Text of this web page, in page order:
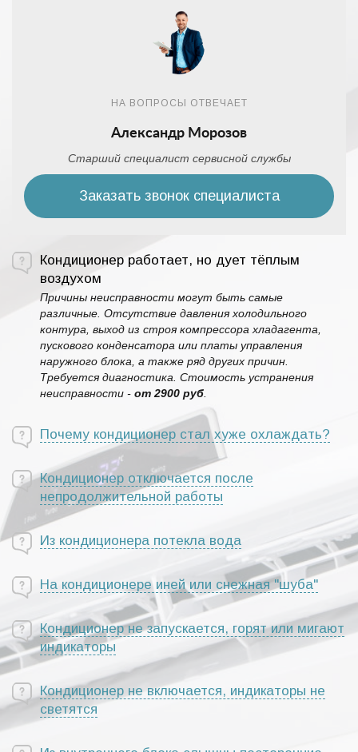
НА ВОПРОСЫ ОТВЕЧАЕТ
Александр Морозов
Старший специалист сервисной службы
Заказать звонок специалиста
Кондиционер работает, но дует тёплым
воздухом
Причины неисправности могут быть самые
различные. Отсутствие давления холодильного
контура, выход из строя компрессора хладагента,
пускового конденсатора или платы управления
наружного блока, а также ряд других причин.
Требуется диагностика. Стоимость устранения
неисправности - от 2900 руб
Почему кондиционер стал хуже охлаждать?
Кондиционер отключается после
непродолжительной работы
Из кондиционера потекла вода
На кондиционере иней или снежная "шуба"
Кондиционер не запускается, горят или мигают
индикаторы
Кондиционер не включается, индикаторы не
светятся